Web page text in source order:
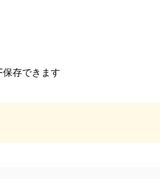
存できます